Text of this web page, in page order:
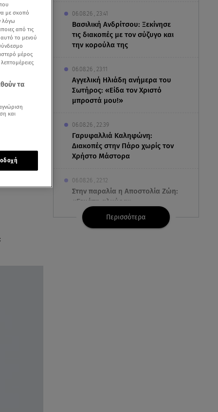
06.08.26 , 23:41
Βασιλική Ανδρίτσου: Ξεκίνησε
τις διακοπές με τον σύζυγο και
την κορούλα της
06.08.26 , 23:11
Αγγελική Ηλιάδη ανήμερα του
Σωτήρος: «Είδα τον Χριστό
μπροστά μου!»
06.08.26 , 22:39
Γαρυφαλλιά Καληφώνη:
Διακοπές στην Πάρο χωρίς τον
Χρήστο Μάστορα
06.08.26 , 22:12
Στην παραλία η Αποστολία Ζώη:
«Γεμάτη αλμύρα»
06.08.26 , 22:10
Περισσότερα
με σκοπό
λόγω
από τις
αυτό το μενού
μέρος
τα
και